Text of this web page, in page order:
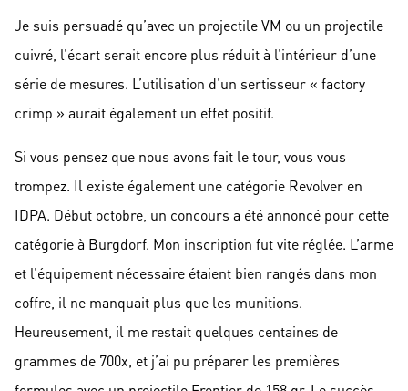
Je suis persuadé qu’avec un projectile VM ou un projectile
cuivré, l’écart serait encore plus réduit à l’intérieur d’une
série de mesures. L’utilisation d’un sertisseur « factory
crimp » aurait également un effet positif.
Si vous pensez que nous avons fait le tour, vous vous
trompez. Il existe également une catégorie Revolver en
IDPA. Début octobre, un concours a été annoncé pour cette
catégorie à Burgdorf. Mon inscription fut vite réglée. L’arme
et l’équipement nécessaire étaient bien rangés dans mon
coffre, il ne manquait plus que les munitions.
Heureusement, il me restait quelques centaines de
grammes de 700x, et j’ai pu préparer les premières